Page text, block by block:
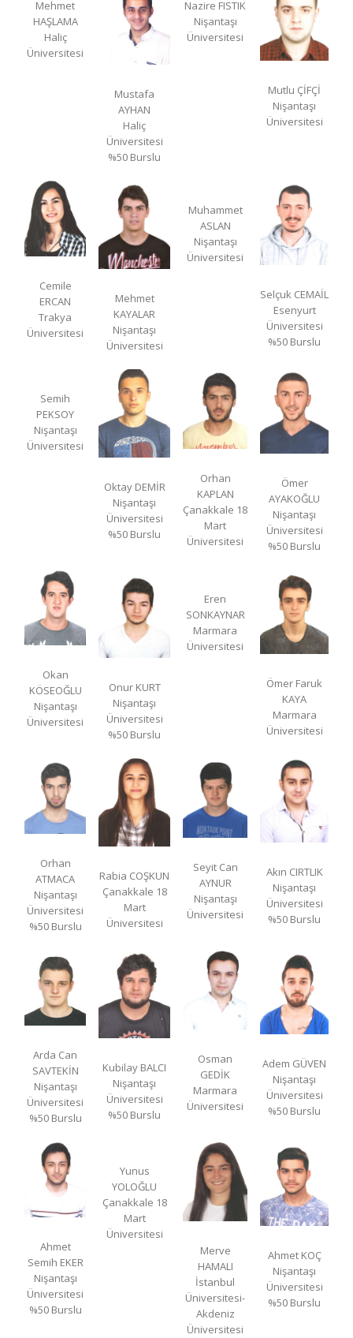
Mehmet
HAŞLAMA
Haliç
Üniversitesi
Mustafa
AYHAN
Haliç
Üniversitesi
%50 Burslu
Nazire FISTIK
Nişantaşı
Üniversitesi
Mutlu ÇİFÇİ
Nişantaşı
Üniversitesi
Cemile
ERCAN
Trakya
Üniversitesi
Mehmet
KAYALAR
Nişantaşı
Üniversitesi
Muhammet
ASLAN
Nişantaşı
Üniversitesi
Selçuk CEMAİL
Esenyurt
Üniversitesi
%50 Burslu
Semih
PEKSOY
Nişantaşı
Üniversitesi
Oktay DEMİR
Nişantaşı
Üniversitesi
%50 Burslu
Orhan
KAPLAN
Çanakkale 18
Mart
Üniversitesi
Ömer
AYAKOĞLU
Nişantaşı
Üniversitesi
%50 Burslu
Okan
KÖSEOĞLU
Nişantaşı
Üniversitesi
Onur KURT
Nişantaşı
Üniversitesi
%50 Burslu
Eren
SONKAYNAR
Marmara
Üniversitesi
Ömer Faruk
KAYA
Marmara
Üniversitesi
Orhan
ATMACA
Nişantaşı
Üniversitesi
%50 Burslu
Rabia COŞKUN
Çanakkale 18
Mart
Üniversitesi
Seyit Can
AYNUR
Nişantaşı
Üniversitesi
Akın CIRTLIK
Nişantaşı
Üniversitesi
%50 Burslu
Arda Can
SAVTEKİN
Nişantaşı
Üniversitesi
%50 Burslu
Kubilay BALCI
Nişantaşı
Üniversitesi
%50 Burslu
Osman
GEDİK
Marmara
Üniversitesi
Adem GÜVEN
Nişantaşı
Üniversitesi
%50 Burslu
Ahmet
Semih EKER
Nişantaşı
Üniversitesi
%50 Burslu
Yunus
YOLOĞLU
Çanakkale 18
Mart
Üniversitesi
Merve
HAMALI
İstanbul
Üniversitesi-
Akdeniz
Üniversitesi
Ahmet KOÇ
Nişantaşı
Üniversitesi
%50 Burslu